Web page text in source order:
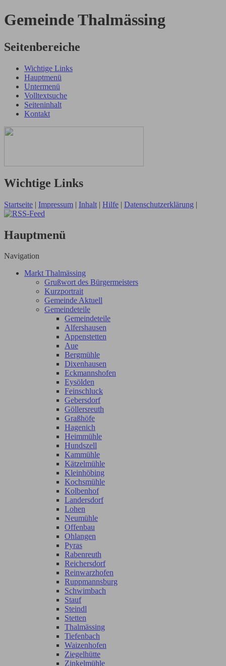
Gemeinde Thalmässing
Seitenbereiche
Wichtige Links
Hauptmenü
Untermenü
Volltextsuche
Seiteninhalt
Kontakt
Wichtige Links
Startseite | Impressum | Inhalt | Hilfe | Datenschutzerklärung |
Hauptmenü
Navigation
Markt Thalmässing
Grußwort des Bürgermeisters
Kurzportrait
Gemeinde Aktuell
Gemeindeteile
Gemeindeteile
Alfershausen
Appenstetten
Aue
Bergmühle
Dixenhausen
Eckmannshofen
Eysölden
Feinschluck
Gebersdorf
Göllersreuth
Graßhöfe
Hagenich
Heimmühle
Hundszell
Kammühle
Kätzelmühle
Kleinhöbing
Kochsmühle
Kolbenhof
Landersdorf
Lohen
Neumühle
Offenbau
Ohlangen
Pyras
Rabenreuth
Reichersdorf
Reinwarzhofen
Ruppmannsburg
Schwimbach
Stauf
Steindl
Stetten
Thalmässing
Tiefenbach
Waizenhofen
Ziegelhütte
Zinkelmühle